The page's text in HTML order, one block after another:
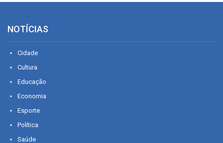
NOTÍCIAS
Cidade
Cultura
Educação
Economia
Esporte
Política
Saúde